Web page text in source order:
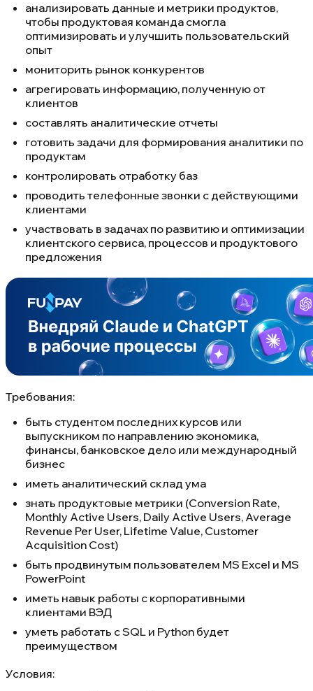
анализировать данные и метрики продуктов,
чтобы продуктовая команда смогла
оптимизировать и улучшить пользовательский
опыт
мониторить рынок конкурентов
агрегировать информацию, полученную от
клиентов
составлять аналитические отчеты
готовить задачи для формирования аналитики по
продуктам
контролировать отработку баз
проводить телефонные звонки с действующими
клиентами
участвовать в задачах по развитию и оптимизации
клиентского сервиса, процессов и продуктового
предложения
Требования:
быть студентом последних курсов или
выпускником по направлению экономика,
финансы, банковское дело или международный
бизнес
иметь аналитический склад ума
знать продуктовые метрики (Conversion Rate,
Monthly Active Users, Daily Active Users, Average
Revenue Per User, Lifetime Value, Customer
Acquisition Cost)
быть продвинутым пользователем MS Excel и MS
PowerPoint
иметь навык работы с корпоративными
клиентами ВЭД
уметь работать с SQL и Python будет
преимуществом
Условия: